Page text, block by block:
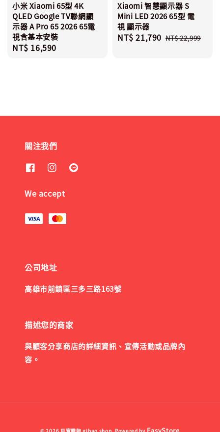
小米 Xiaomi 65型 4K
QLED Google TV聯網顯
示器 A Pro 65 2026 65電
視含基本安裝
Regular
NT$ 16,590
Xiaomi 智慧顯示器 S
Mini LED 2026 65型 電
視 顯示器
Sale
NT$ 21,790 Regular
NT$ 22,999
關注我們
We accept
公司地址
高雄市前鎮區三多三路163號
描述您的商家
與顧客分享商店的詳細資訊、宣傳活動或品牌內
容。
EasyStore